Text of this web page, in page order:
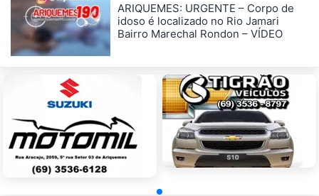
ARIQUEMES: URGENTE – Corpo de
idoso é localizado no Rio Jamari
Bairro Marechal Rondon – VÍDEO